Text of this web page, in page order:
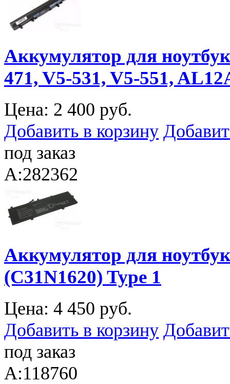
Аккумулятор для
471, V5-531, V5-551,
Цена: 2 400 руб.
Добавить в корзину
под заказ
A:282362
Аккумулятор для
(C31N1620) Type 1
Цена: 4 450 руб.
Добавить в корзину
под заказ
A:118760